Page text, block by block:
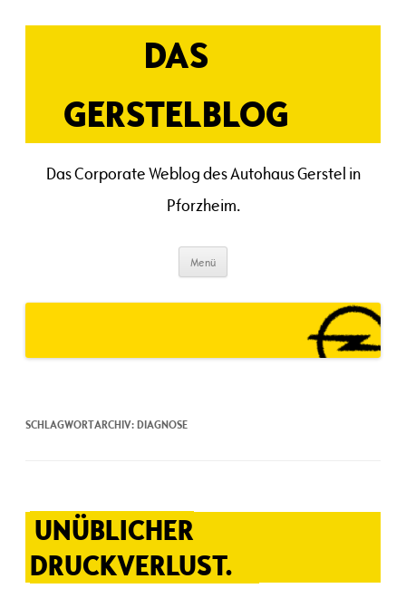
Inhalt
DAS
GERSTELBLOG
Das Corporate Weblog des Autohaus Gerstel in
Pforzheim.
Menü
SCHLAGWORTARCHIV:DIAGNOSE
UNÜBLICHER
DRUCKVERLUST.